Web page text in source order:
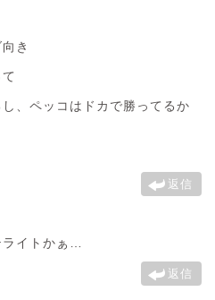
き
、ペッコはドカで勝ってるか
返信
イトかぁ…
返信